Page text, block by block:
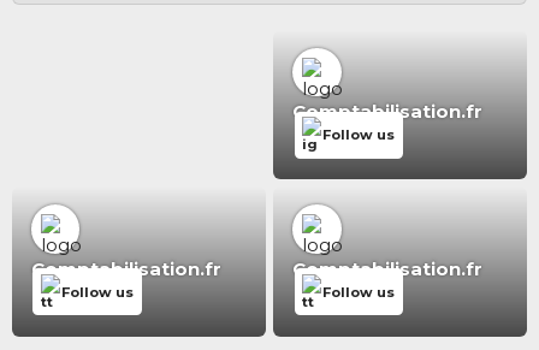
Comptabilisation.fr
Follow us
Comptabilisation.fr
Follow us
Comptabilisation.fr
Follow us